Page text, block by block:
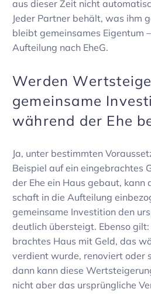
aus dieser Zeit nicht
Jeder Partner behält, was ihm
bleibt gemein­sames Eigentum
Auftei­lung nach EheG.
Werden
gemein­same
während der Ehe
Ja, unter bestimmten
Beispiel auf ein einge­brachtes
der Ehe ein Haus gebaut,
schaft in die Auftei­lung
gemein­same Inves­ti­tion den
deut­lich über­steigt. Ebenso
brachtes Haus mit Geld, das
verdient wurde, reno­viert oder
dann kann diese
nicht aber das ursprüng­liche